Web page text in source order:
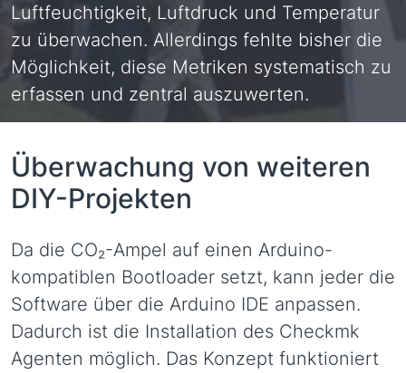
Luftfeuchtigkeit, Luftdruck und Temperatur
zu überwachen. Allerdings fehlte bisher die
Möglichkeit, diese Metriken systematisch zu
erfassen und zentral auszuwerten.
Überwachung von weiteren
DIY-Projekten
Da die CO₂-Ampel auf einen Arduino-
kompatiblen Bootloader setzt, kann jeder die
Software über die Arduino IDE anpassen.
Dadurch ist die Installation des Checkmk
Agenten möglich. Das Konzept funktioniert